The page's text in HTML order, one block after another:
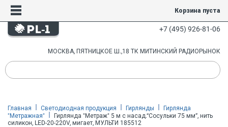
Корзина пуста
+7 (495) 926-81-06
МОСКВА, ПЯТНИЦКОЕ Ш.,18 ТК МИТИНСКИЙ РАДИОРЫНОК
Главная Светодиодная продукция Гирлянды
Гирлянда
"Метражная"
Гирлянда "Метраж" 5 м с насад.“Сосульки 75 мм”, нить
силикон, LED-20-220V, мигает, МУЛЬТИ 185512